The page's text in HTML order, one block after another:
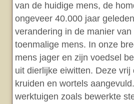
van de huidige mens, de
ongeveer 40.000 jaar
verandering in de manier
toenmalige mens. In onze
mens jager en zijn voedsel
uit dierlijke eiwitten. Deze
kruiden en wortels
werktuigen zoals bewerkte